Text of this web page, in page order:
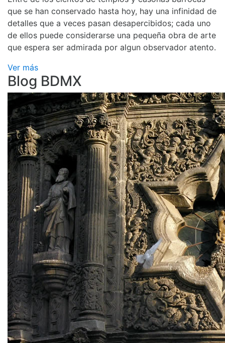
que se han conservado hasta hoy, hay una infinidad de
detalles que a veces pasan desapercibidos; cada uno
de ellos puede considerarse una pequeña obra de arte
que espera ser admirada por algun observador atento.
Ver más
Blog BDMX